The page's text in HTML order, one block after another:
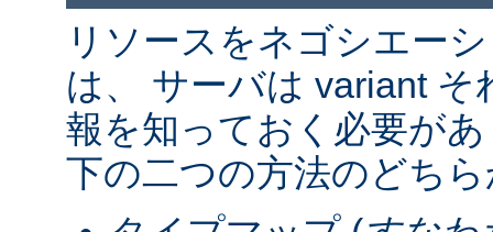
リソースをネゴシエー
は、 サーバは variant
報を知っておく必要が
下の二つの方法のどち